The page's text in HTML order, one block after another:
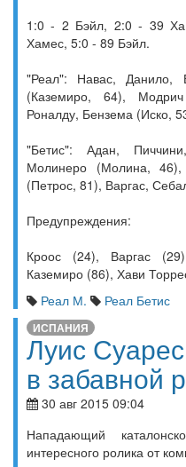
1:0 - 2 Бэйл, 2:0 - 39
Хамес, 5:0 - 89 Бэйл.
"Реал": Навас, Данило,
(Каземиро, 64),
Роналду, Бензема (Иско,
"Бетис": Адан,
Молинеро (Молина,
(Петрос, 81), Варгас,
Предупреждения:
Кроос (24), Варгас
Каземиро (86), Хави
Реал М.
Реал Бетис
ИСПАНИЯ
Луис
в забавной
30 авг 2015 09:04
Нападающий
интересного ролика от